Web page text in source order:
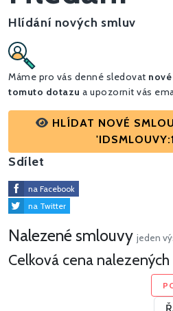
Hlídání nových smluv
Máme pro vás denné sledovat
tomuto dotazu a upozornit vás
HLÍDAT NOVÉ
Sdílet
na Facebook
na Twitter
Nalezené smlouvy jeden
Celková cena